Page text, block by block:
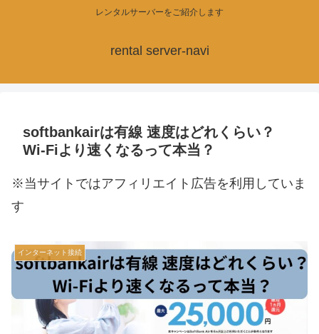
レンタルサーバーをご紹介します
rental server-navi
softbankairは有線 速度はどれくらい？
Wi-Fiより速くなるって本当？
※当サイトではアフィリエイト広告を利用していま
す
インターネット接続